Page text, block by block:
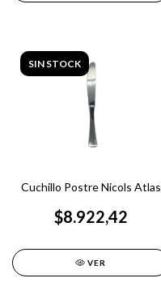
SIN STOCK
Cuchillo Postre Nicols Atlas
$8.922,42
VER